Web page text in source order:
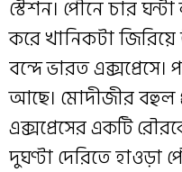
স্টেশন। পৌনে চার
করে খানিকটা
বন্দে ভারত
আছে। মোদীজীর বহুল
এক্সপ্রেসের একটি
দুঘণ্টা দেরিতে হাওড়া